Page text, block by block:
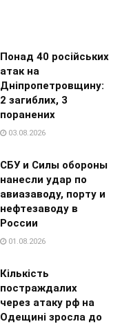
Понад 40 російських
атак на
Дніпропетровщину:
2 загиблих, 3
поранених
03.08.2026
СБУ и Силы обороны
нанесли удар по
авиазаводу, порту и
нефтезаводу в
России
01.08.2026
Кількість
постраждалих
через атаку рф на
Одещині зросла до